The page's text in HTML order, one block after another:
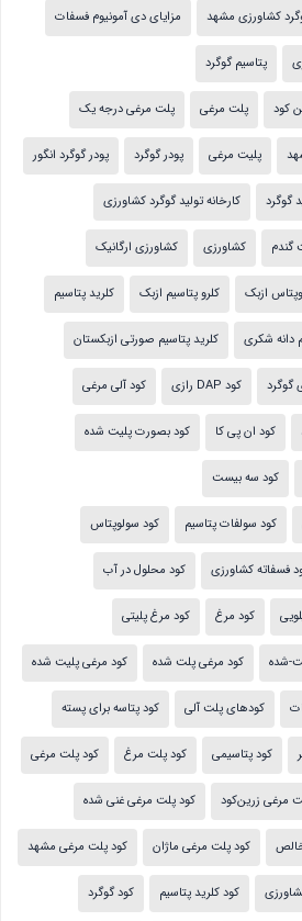
کشاورزی مشهد مزایای دی آمونیوم فسفات
پتاسیم گوگرد
کود پلت مرغی پلت مرغی درجه یک
پلیت مرغی پودر گوگرد پودر گوگرد انگور
گوگرد کارخانه تولید گوگرد کشاورزی
گندم کشاورزی کشاورزی ارگانیک
ازبک کلرو پتاسیم ازبک کلرید پتاسیم
دانه شکری کلرید پتاسیم صورتی ازبکستان
گوگرد کود DAP رازی کود آلی مرغی
کود ان پی کا کود بصورت پلیت شده
کود سه بیست
کود سولفات پتاسیم کود سولوپتاس
فسفاته کشاورزی کود محلول در آب
کود مرغ کود مرغ پلیتی
شده کود مرغی پلت شده کود مرغی پلیت شده
کودهای پلت آلی کود پتاسه برای پسته
کود پتاسیمی کود پلت مرغ کود پلت مرغی
مرغی زرین‌کود کود پلت مرغی غنی شده
کود پلت مرغی ماژان کود پلت مرغی مشهد
کود کلرید پتاسیم کود گوگرد